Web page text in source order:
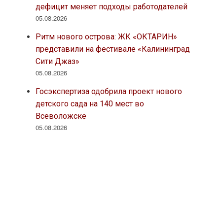
дефицит меняет подходы работодателей
05.08.2026
Ритм нового острова: ЖК «ОКТАРИН»
представили на фестивале «Калининград
Сити Джаз»
05.08.2026
Госэкспертиза одобрила проект нового
детского сада на 140 мест во
Всеволожске
05.08.2026